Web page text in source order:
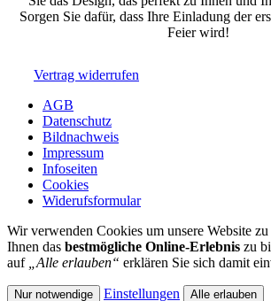
Sorgen Sie dafür, dass Ihre Einladung der
Feier wird!
Vertrag widerrufen
AGB
Datenschutz
Bildnachweis
Impressum
Infoseiten
Cookies
Widerufsformular
Wir verwenden Cookies um unsere Website
Ihnen das bestmögliche Online-Erlebnis zu
auf
„Alle erlauben“ erklären Sie sich damit
Nur notwendige Einstellungen Alle erlauben